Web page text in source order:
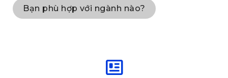
Bạn phù hợp với ngành nào?